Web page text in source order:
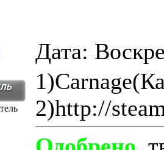
Дата:
2)http://